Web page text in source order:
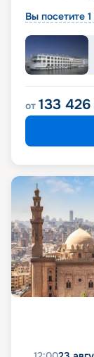
Вы посетите
от 133 426